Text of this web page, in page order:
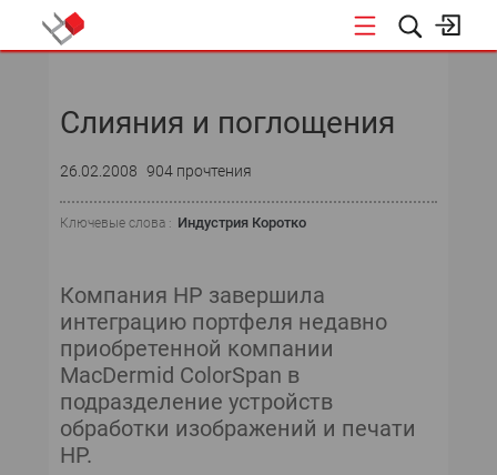
Слияния и поглощения
26.02.2008 904 прочтения
Ключевые слова : Индустрия Коротко
Компания HP завершила
интеграцию портфеля недавно
приобретенной компании
MacDermid ColorSpan в
подразделение устройств
обработки изображений и печати
HP.